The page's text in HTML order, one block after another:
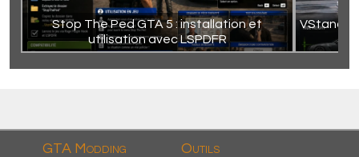
Stop The Ped GTA 5 : installation et
utilisation avec LSPDFR
VStancer
GTA Modding Outils